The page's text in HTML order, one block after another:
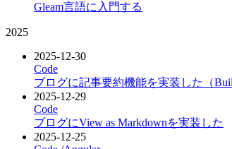
Gleam言語に入門する
2025
2025-12-30
Code
ブログに記事要約機能を実装した（
2025-12-29
Code
ブログにView as Markdownを実装した
2025-12-25